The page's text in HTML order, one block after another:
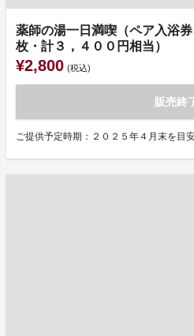
薬師の湯一日満喫（ペア入浴
枚・計３，４００円相当）
¥2,800 (税込)
販売終
ご提供予定時期：２０２５年４月末を目